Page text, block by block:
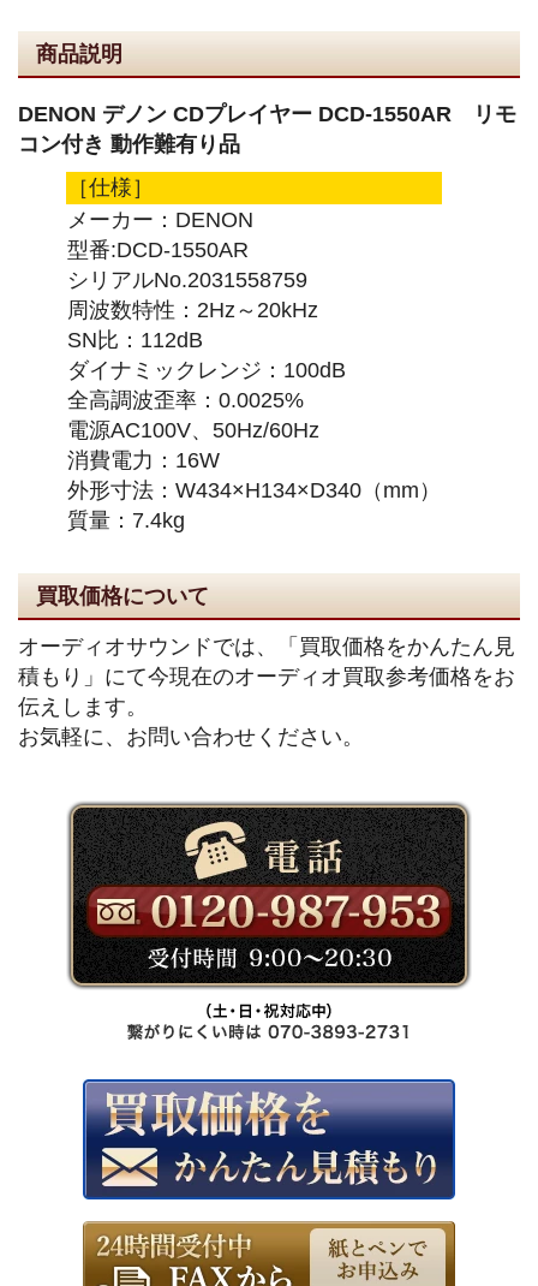
商品説明
DENON デノン CDプレイヤー DCD-1550AR リモ
コン付き 動作難有り品
［仕様］
メーカー：DENON
型番:DCD-1550AR
シリアルNo.2031558759
周波数特性：2Hz～20kHz
SN比：112dB
ダイナミックレンジ：100dB
全高調波歪率：0.0025%
電源AC100V、50Hz/60Hz
消費電力：16W
外形寸法：W434×H134×D340（mm）
質量：7.4kg
買取価格について
オーディオサウンドでは、「買取価格をかんたん見
積もり」にて今現在のオーディオ買取参考価格をお
伝えします。
お気軽に、お問い合わせください。